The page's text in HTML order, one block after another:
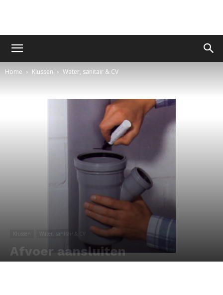
Home Klussen Water, sanitair & CV
Klussen Water, sanitair & CV
Afvoer aansluiten